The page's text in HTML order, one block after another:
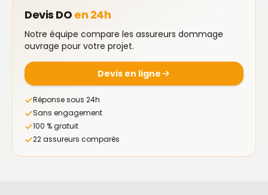
Devis DO en 24h
Notre équipe compare les assureurs dommage
ouvrage pour votre projet.
Devis en ligne
Réponse sous 24h
Sans engagement
100 % gratuit
22 assureurs comparés